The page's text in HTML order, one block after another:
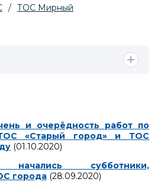
/ ТОС Мирный
и очерёдность работ по
ТОС «Старый город» и ТОС
(01.10.2020)
субботники,
города (28.09.2020)